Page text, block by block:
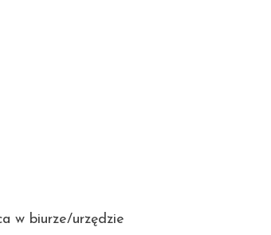
w biurze/urzędzie